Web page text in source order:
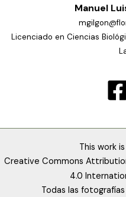
Manuel
Licenciado en Ciencias
This work
Creative Commons
4.0
Todas las